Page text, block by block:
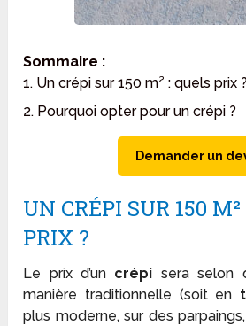
Sommaire :
1. Un crépi sur 150 m² : quels prix ?
2. Pourquoi opter pour un crépi ?
Demander un
UN CRÉPI SUR 150 M²
PRIX ?
Le prix d’un crépi sera selon
manière traditionnelle (soit en
plus moderne, sur des